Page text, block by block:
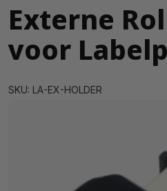
Externe
voor
SKU: LA-EX-HOLDER